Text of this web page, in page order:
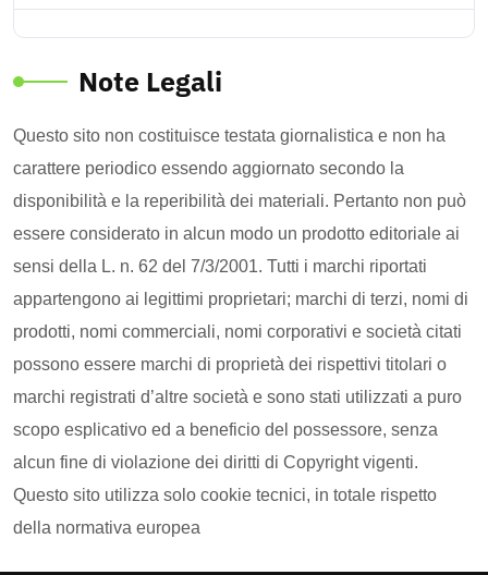
Note Legali
Questo sito non costituisce testata giornalistica e non ha
carattere periodico essendo aggiornato secondo la
disponibilità e la reperibilità dei materiali. Pertanto non può
essere considerato in alcun modo un prodotto editoriale ai
sensi della L. n. 62 del 7/3/2001. Tutti i marchi riportati
appartengono ai legittimi proprietari; marchi di terzi, nomi di
prodotti, nomi commerciali, nomi corporativi e società citati
possono essere marchi di proprietà dei rispettivi titolari o
marchi registrati d’altre società e sono stati utilizzati a puro
scopo esplicativo ed a beneficio del possessore, senza
alcun fine di violazione dei diritti di Copyright vigenti.
Questo sito utilizza solo cookie tecnici, in totale rispetto
della normativa europea